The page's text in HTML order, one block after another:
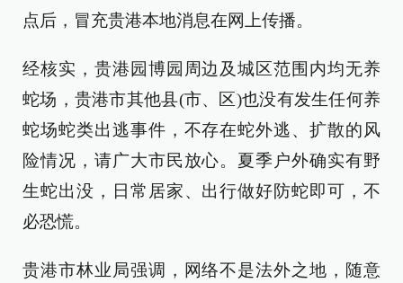
点后，冒充贵港本地消息在网上传播。
经核实，贵港园博园周边及城区范围内均无养
蛇场，贵港市其他县(市、区)也没有发生任何养
蛇场蛇类出逃事件，不存在蛇外逃、扩散的风
险情况，请广大市民放心。夏季户外确实有野
生蛇出没，日常居家、出行做好防蛇即可，不
必恐慌。
贵港市林业局强调，网络不是法外之地，随意